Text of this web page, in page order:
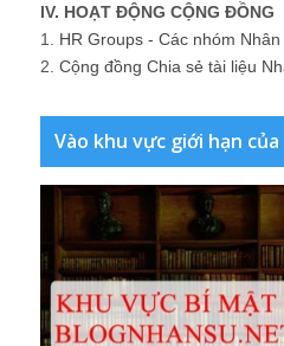
IV. HOẠT ĐỘNG CỘNG ĐỒNG
1. HR Groups - Các nhóm
2. Cộng đồng Chia sẻ tài liệu
Vào khu vực giới hạn